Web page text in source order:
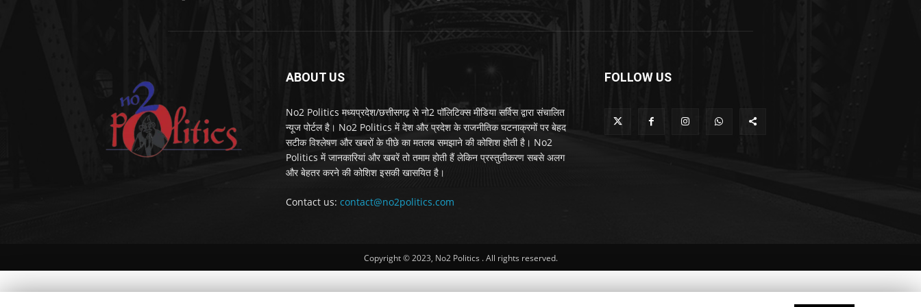
ABOUT US
No2 Politics मध्यप्रदेश/छत्तीसगढ़ से नो2 पॉलिटिक्स मीडिया सर्विस द्वारा संचालित
न्यूज पोर्टल है। No2 Politics में देश और प्रदेश के राजनीतिक घटनाक्रमों पर बेहद
सटीक विश्लेषण और खबरों के पीछे का मतलब समझाने की कोशिश होती है। No2
Politics में जानकारियां और खबरें तो तमाम होती हैं लेकिन प्रस्तुतीकरण सबसे अलग
और बेहतर करने की कोशिश इसकी खासयित है।
Contact us: contact@no2politics.com
FOLLOW US
Copyright © 2023, No2 Politics . All rights reserved.